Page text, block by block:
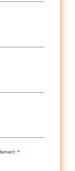
:*